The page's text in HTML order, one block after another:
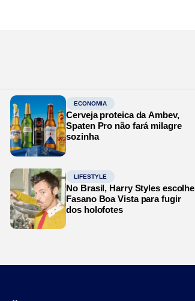
ECONOMIA
Cerveja proteica da Ambev,
Spaten Pro não fará milagre
sozinha
LIFESTYLE
No Brasil, Harry Styles escolhe
Fasano Boa Vista para fugir
dos holofotes